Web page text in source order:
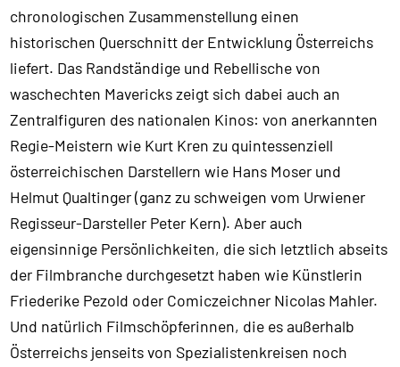
chronologischen Zusammenstellung einen
historischen Querschnitt der Entwicklung Österreichs
liefert. Das Randständige und Rebellische von
waschechten Mavericks zeigt sich dabei auch an
Zentralfiguren des nationalen Kinos: von anerkannten
Regie-Meistern wie Kurt Kren zu quintessenziell
österreichischen Darstellern wie Hans Moser und
Helmut Qualtinger (ganz zu schweigen vom Urwiener
Regisseur-Darsteller Peter Kern). Aber auch
eigensinnige Persönlichkeiten, die sich letztlich abseits
der Filmbranche durchgesetzt haben wie Künstlerin
Friederike Pezold oder Comiczeichner Nicolas Mahler.
Und natürlich Filmschöpferinnen, die es außerhalb
Österreichs jenseits von Spezialistenkreisen noch